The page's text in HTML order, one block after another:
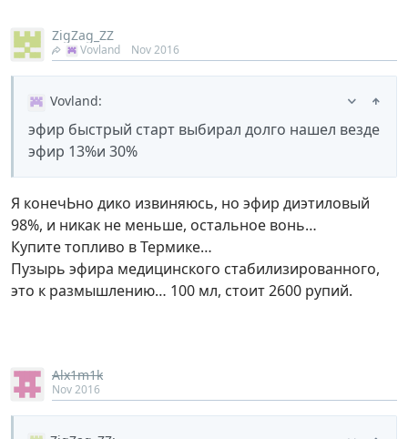
ZigZag_ZZ
Vovland Nov 2016
Vovland:
эфир быстрый старт выбирал долго нашел везде
эфир 13%и 30%
Я конечЬно дико извиняюсь, но эфир диэтиловый
98%, и никак не меньше, остальное вонь…
Купите топливо в Термике…
Пузырь эфира медицинского стабилизированного,
это к размышлению… 100 мл, стоит 2600 рупий.
Alx1m1k
Nov 2016